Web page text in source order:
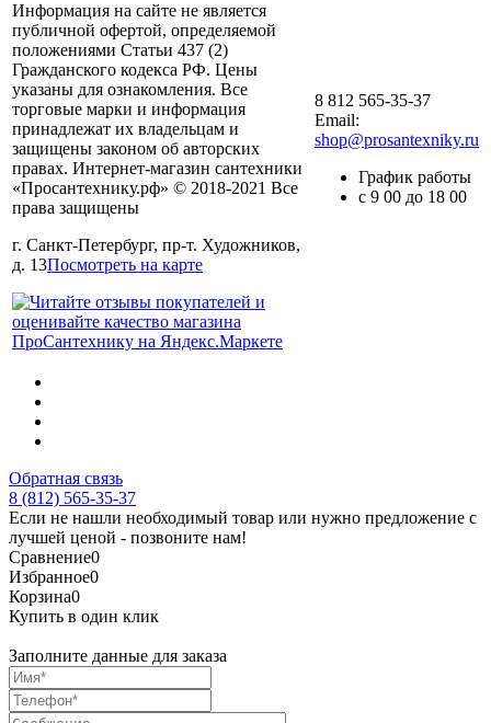
Информация на сайте не является
публичной офертой, определяемой
положениями Статьи 437 (2)
Гражданского кодекса РФ. Цены
указаны для ознакомления. Все
торговые марки и информация
принадлежат их владельцам и
защищены законом об авторских
правах. Интернет-магазин сантехники
«Просантехнику.рф» © 2018-2021 Все
права защищены
г. Санкт-Петербург, пр-т. Художников,
д. 13Посмотреть на карте
8 812 565-35-37
Email:
shop@prosantexniky.ru
График работы
с 9 00 до 18 00
Обратная связь
8 (812) 565-35-37
Если не нашли необходимый товар или нужно предложение с
лучшей ценой - позвоните нам!
Сравнение0
Избранное0
Корзина0
Купить в один клик
Заполните данные для заказа